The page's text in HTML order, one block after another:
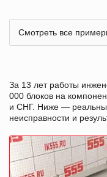
Смотреть все
За 13 лет работы
000 блоков на
и СНГ. Ниже —
неисправности и